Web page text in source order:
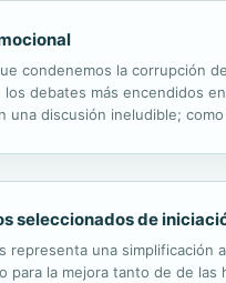
condenemos la corrupción
debates más encendidos
una discusión ineludible;
seleccionados de
representa una simplificación
para la mejora tanto de de